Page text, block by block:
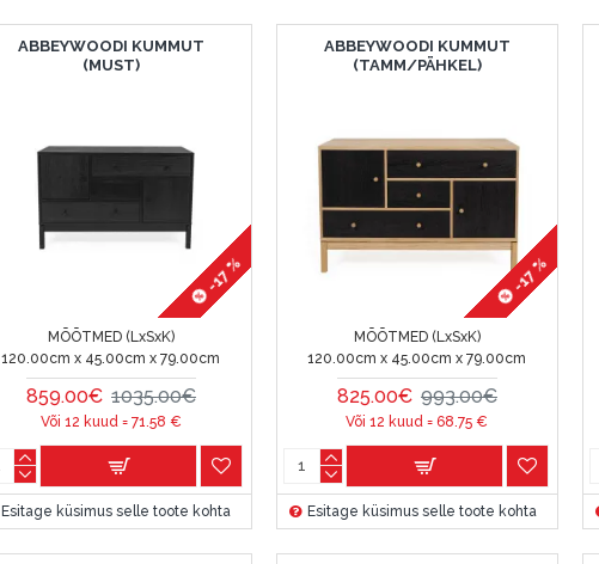
ABBEYWOODI KUMMUT
(MUST)
-17 %
MÕÕTMED (LxSxK)
120.00cm x 45.00cm x 79.00cm
859.00€ 1035.00€
Või 12 kuud = 71.58 €
Esitage küsimus selle toote kohta
ABBEYWOODI KUMMUT
(TAMM/PÄHKEL)
-17 %
MÕÕTMED (LxSxK)
120.00cm x 45.00cm x 79.00cm
825.00€ 993.00€
Või 12 kuud = 68.75 €
Esitage küsimus selle toote kohta